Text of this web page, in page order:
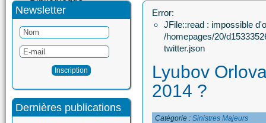
Newsletter
Dernières publications
Error:
JFile::read : impossible
/homepages/20/
twitter.json
Lyubov
2014 ?
Catégorie : Sinistres Majeurs